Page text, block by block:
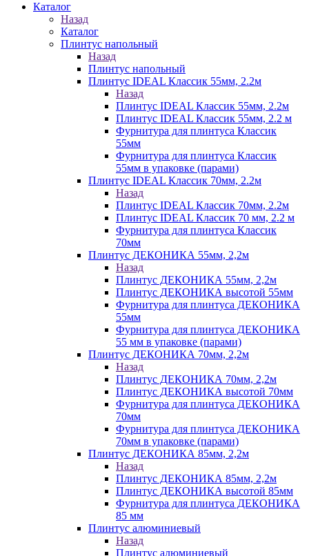
Каталог
Назад
Каталог
Плинтус напольный
Назад
Плинтус напольный
Плинтус IDEAL Классик 55мм, 2.2м
Назад
Плинтус IDEAL Классик 55мм, 2.2м
Плинтус IDEAL Классик 55мм, 2.2 м
Фурнитура для плинтуса Классик
55мм
Фурнитура для плинтуса Классик
55мм в упаковке (парами)
Плинтус IDEAL Классик 70мм, 2.2м
Назад
Плинтус IDEAL Классик 70мм, 2.2м
Плинтус IDEAL Классик 70 мм, 2.2 м
Фурнитура для плинтуса Классик
70мм
Плинтус ДЕКОНИКА 55мм, 2,2м
Назад
Плинтус ДЕКОНИКА 55мм, 2,2м
Плинтус ДЕКОНИКА высотой 55мм
Фурнитура для плинтуса ДЕКОНИКА
55мм
Фурнитура для плинтуса ДЕКОНИКА
55 мм в упаковке (парами)
Плинтус ДЕКОНИКА 70мм, 2,2м
Назад
Плинтус ДЕКОНИКА 70мм, 2,2м
Плинтус ДЕКОНИКА высотой 70мм
Фурнитура для плинтуса ДЕКОНИКА
70мм
Фурнитура для плинтуса ДЕКОНИКА
70мм в упаковке (парами)
Плинтус ДЕКОНИКА 85мм, 2,2м
Назад
Плинтус ДЕКОНИКА 85мм, 2,2м
Плинтус ДЕКОНИКА высотой 85мм
Фурнитура для плинтуса ДЕКОНИКА
85 мм
Плинтус алюминиевый
Назад
Плинтус алюминиевый